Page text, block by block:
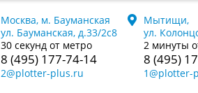
Москва, м. Бауманская
ул. Бауманская, д.33/2с8
30 секунд от метро
8 (495) 177-74-14
2@plotter-plus.ru
Мытищи,
ул.
2 минуты
8 (495)
1@plotter-